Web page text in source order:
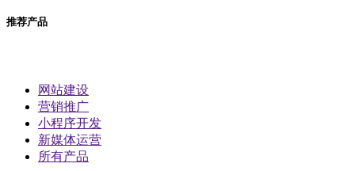
推荐产品
网站建设
营销推广
小程序开发
新媒体运营
所有产品